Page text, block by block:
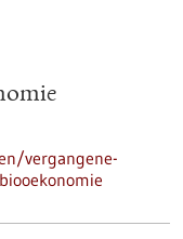
vergangene-